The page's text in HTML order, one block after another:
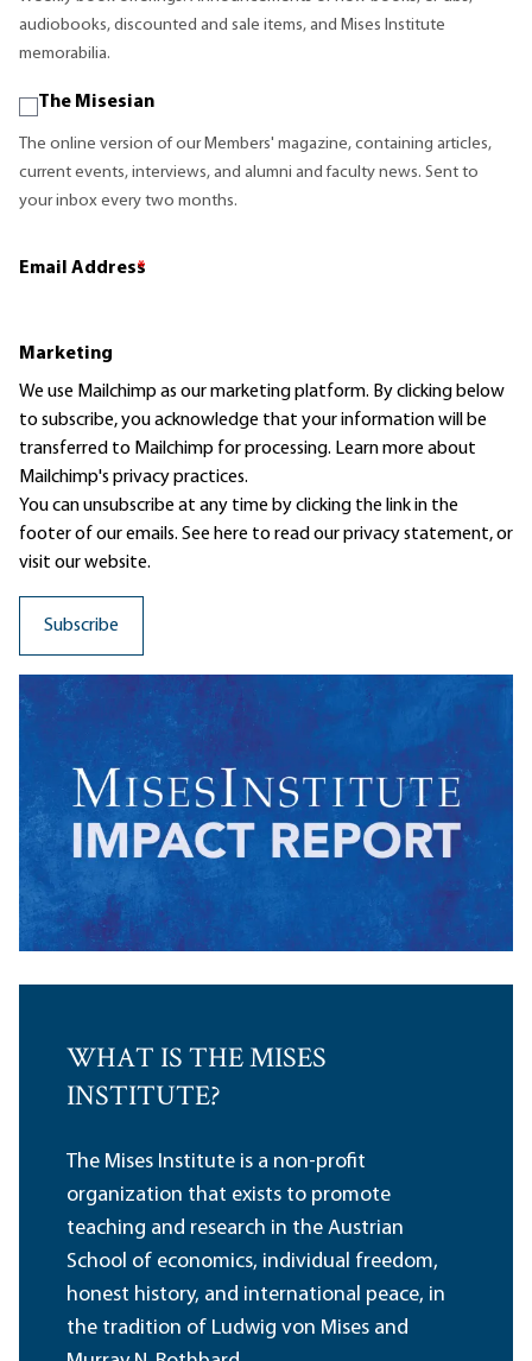
audiobooks, discounted and sale items, and Mises Institute
memorabilia.
The Misesian
The online version of our Members' magazine, containing articles,
current events, interviews, and alumni and faculty news. Sent to
your inbox every two months.
Email Address
*
Marketing
We use Mailchimp as our marketing platform. By clicking below
to subscribe, you acknowledge that your information will be
transferred to Mailchimp for processing. Learn moreabout
Mailchimp's privacy practices.
You can unsubscribe at any time by clicking the link in the
footer of our emails. See here to read ourprivacy statement, or
visit our website.
WHAT IS THE MISES
INSTITUTE?
The Mises Institute is a non-profit
organization that exists to promote
teaching and research in the Austrian
School of economics, individual freedom,
honest history, and international peace, in
the tradition of Ludwig von Mises and